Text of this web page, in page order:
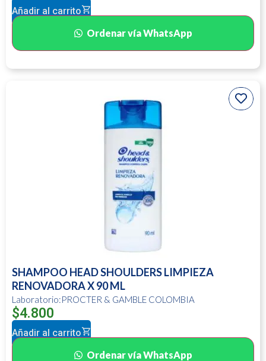
Añadir al carrito
Ordenar vía WhatsApp
SHAMPOO HEAD SHOULDERS LIMPIEZA
RENOVADORA X 90 ML
Laboratorio:PROCTER & GAMBLE COLOMBIA
$4.800
Añadir al carrito
Ordenar vía WhatsApp